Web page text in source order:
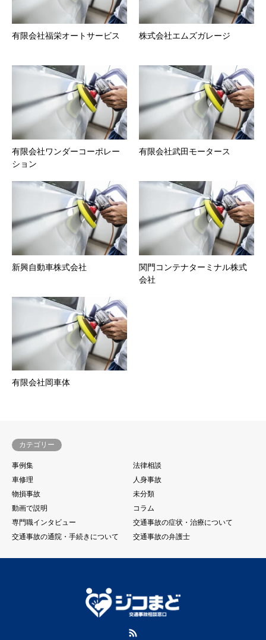
有限会社福栄オートサービス 株式会社エムズガレージ
有限会社ワンダーコーポレー
ション
有限会社武田モータース
新興自動車株式会社
関門コンテナターミナル株式
会社
有限会社岡車体
カテゴリー
事例集
法律相談
車修理
人身事故
物損事故
未分類
動画で説明
コラム
専門職インタビュー
交通事故の症状・治療について
交通事故の通院・手続きについて
交通事故の弁護士